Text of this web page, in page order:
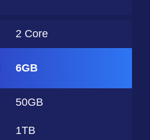
2 Core
6GB
50GB
1TB